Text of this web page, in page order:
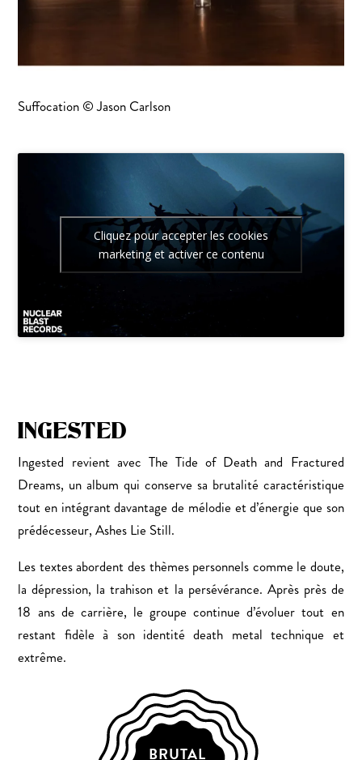
Suffocation © Jason Carlson
Cliquez pour accepter les cookies
marketing et activer ce contenu
INGESTED
Ingested revient avec The Tide of Death and Fractured
Dreams, un album qui conserve sa brutalité caractéristique
tout en intégrant davantage de mélodie et d’énergie que son
prédécesseur, Ashes Lie Still.
Les textes abordent des thèmes personnels comme le doute,
la dépression, la trahison et la persévérance. Après près de
18 ans de carrière, le groupe continue d’évoluer tout en
restant fidèle à son identité death metal technique et
extrême.
BRUTAL